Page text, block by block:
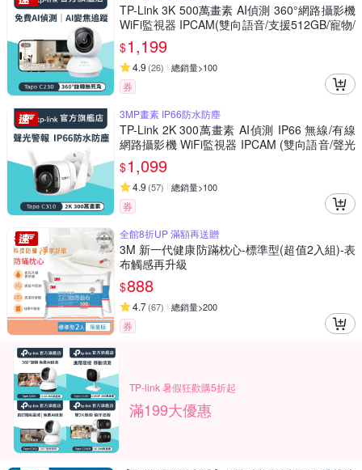
TP-Link 3K 500萬畫素 AI偵測 360°網路攝影機
WiFi監視器 IPCAM(雙向語音/支援512GB/寵物/
嬰兒/長輩/Tapo C230 )
$1,199
4.9 (26) 總銷量>100
券
3MP畫素 IP66防水防塵
TP-Link 2K 300萬畫素 AI偵測 IP66 無線/有線
網路攝影機 WiFi監視器 IPCAM (雙向語音/聲光
警報/Tapo C310)
$1,099
4.9 (57) 總銷量>100
券
全館8折UP 滿額再送贈
3M 新一代健康防蹣枕心-標準型(超值2入組)-表
布觸感再升級
$888
4.7(67) 總銷量>200
券
TP-link 暑假狂歡購5折起
滿199大優惠